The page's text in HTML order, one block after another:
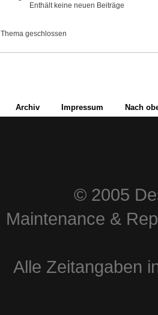
Enthält keine neuen Beiträge
Thema geschlossen
Archiv Impressum Nach
© 2005
Maintenance &
Alle Zeitangaben